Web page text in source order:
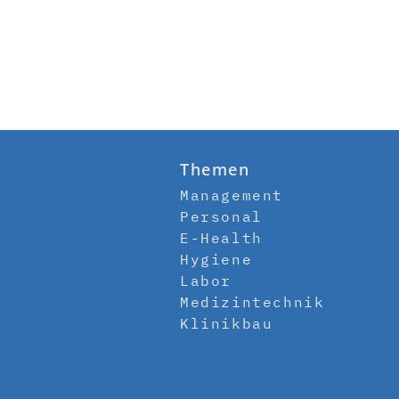
Themen
Management
Personal
E-Health
Hygiene
Labor
Medizintechnik
Klinikbau